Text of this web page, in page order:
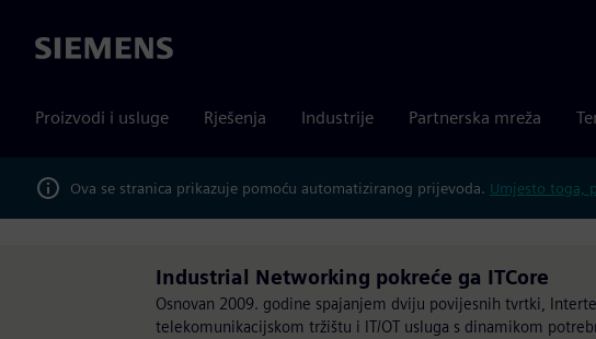
Siemens
Proizvodi i usluge Rješenja Industrije Partnerska mreža
Ova se stranica prikazuje pomoću automatiziranog prijevoda. Umjesto toga,
Industrial Networking pokreće ga ITCore
Osnovan 2009. godine spajanjem dviju povijesnih tvrtki,
telekomunikacijskom tržištu i IT/OT usluga s dinamikom